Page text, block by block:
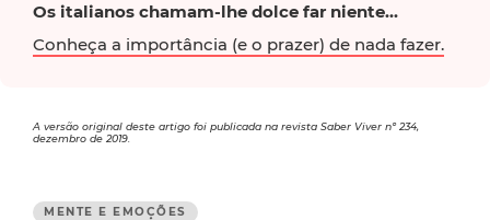
Os italianos chamam-lhe dolce far niente...
Conheça a importância (e o prazer) de nada fazer.
A versão original deste artigo foi publicada na revista Saber Viver nº 234,
dezembro de 2019.
MENTE E EMOÇÕES